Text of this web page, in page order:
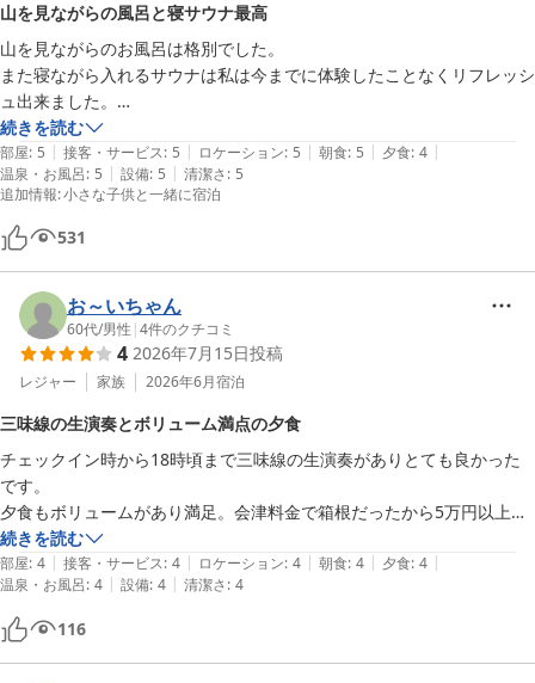
山を見ながらの風呂と寝サウナ最高
山を見ながらのお風呂は格別でした。
また寝ながら入れるサウナは私は今までに体験したことなくリフレッシ
ュ出来ました。
夕食は一つ一つ料理を説明してくれました。朝食はご飯の銘柄が2種類
あり美味しかったです。
三味線は演奏時間が決まってますが、心地よいものでした。接客もよ
い。
欠点は思いつかない。
続きを読む
部屋: 5 | 接客・サービス: 5 | ロケーション: 5 | 朝食: 5 | 夕食: 4 |
温泉・お風呂: 5 | 設備: 5 | 清潔さ: 5
追加情報:小さな子供と一緒に宿泊
531
お～いちゃん
60代/男性 |4件のクチコミ
4 2026年7月15日投稿
レジャー 家族 2026年6月宿泊
三味線の生演奏とボリューム満点の夕食
チェックイン時から18時頃まで三味線の生演奏がありとても良かった
です。
夕食もボリュームがあり満足。会津料金で箱根だったから5万円以上す
る宿だと思います。
続きを読む
部屋: 4 | 接客・サービス: 4 | ロケーション: 4 | 朝食: 4 | 夕食: 4 |
温泉・お風呂: 4 | 設備: 4 | 清潔さ: 4
116